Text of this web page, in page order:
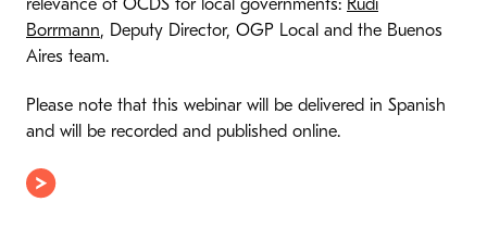
relevance of OCDS for local governments: Rudi
Borrmann, Deputy Director, OGP Local and the Buenos
Aires team.
Please note that this webinar will be delivered in Spanish
and will be recorded and published online.